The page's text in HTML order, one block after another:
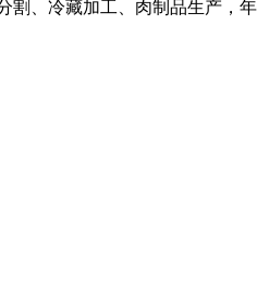
割、冷藏加工、肉制品生产